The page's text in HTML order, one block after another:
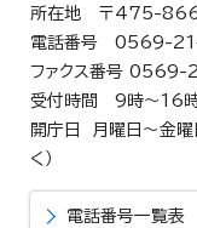
所在地 〒475-8666
電話番号 0569-21-
ファクス番号
受付時間 9時～16時
開庁日 月曜日～金曜
く）
電話番号一覧表